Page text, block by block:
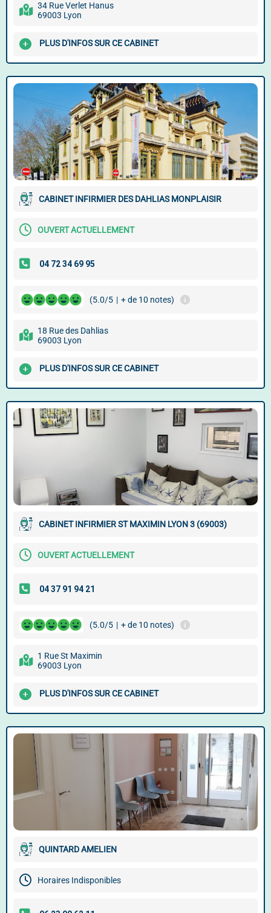
34 Rue Verlet Hanus
69003 Lyon
PLUS D'INFOS SUR CE CABINET
CABINET INFIRMIER DES DAHLIAS MONPLAISIR
OUVERT ACTUELLEMENT
(5.0/5 | + de 10 notes)
18 Rue des Dahlias
69003 Lyon
PLUS D'INFOS SUR CE CABINET
CABINET INFIRMIER ST MAXIMIN LYON 3 (69003)
OUVERT ACTUELLEMENT
(5.0/5 | + de 10 notes)
1 Rue St Maximin
69003 Lyon
PLUS D'INFOS SUR CE CABINET
QUINTARD AMELIEN
Horaires Indisponibles